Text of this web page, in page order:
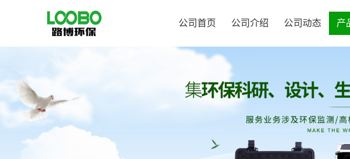
公司首页 公司介绍 公司动态 产